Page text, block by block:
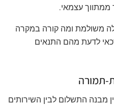
ממתווך עצמאי.
משולמת ומה קורה במקרה
לדעת מהם התנאים
תמורה
מבנה התשלום לבין השירותים